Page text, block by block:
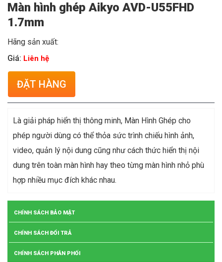
Màn hình ghép Aikyo AVD-U55FHD
1.7mm
Hãng sản xuất:
Giá: Liên hệ
ĐẶT HÀNG
Là giải pháp hiển thị thông minh, Màn Hình Ghép cho
phép người dùng có thể thỏa sức trình chiếu hình ảnh,
video, quản lý nội dung cũng như cách thức hiển thị nội
dung trên toàn màn hình hay theo từng màn hình nhỏ phù
hợp nhiều mục đích khác nhau.
CHÍNH SÁCH BẢO MẬT
CHÍNH SÁCH ĐỔI TRẢ
CHÍNH SÁCH PHÂN PHỐI